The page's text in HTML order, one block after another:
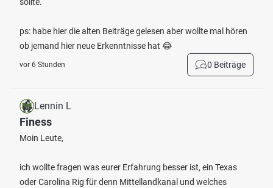
ps: habe hier die alten Beiträge gelesen aber wollte mal hören
ob jemand hier neue Erkenntnisse hat 😂
vor 6 Stunden 0 Beiträge
Lennin L
Finess
Moin Leute,
ich wollte fragen was eurer Erfahrung besser ist, ein Texas
oder Carolina Rig für denn Mittellandkanal und welches